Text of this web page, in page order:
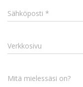
Sähköposti *
Verkkosivu
Mitä mielessäsi on?